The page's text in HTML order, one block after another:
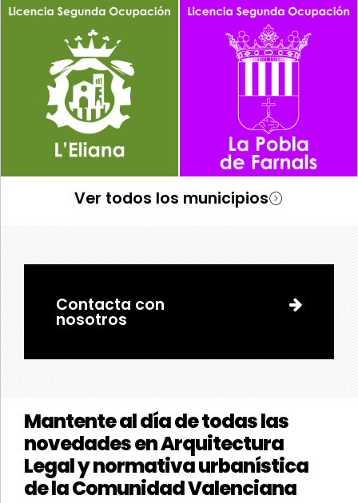
Ver todos los municipios
Contacta con
nosotros
Mantente al día de todas las
novedades en Arquitectura
Legal y normativa urbanística
de la Comunidad Valenciana